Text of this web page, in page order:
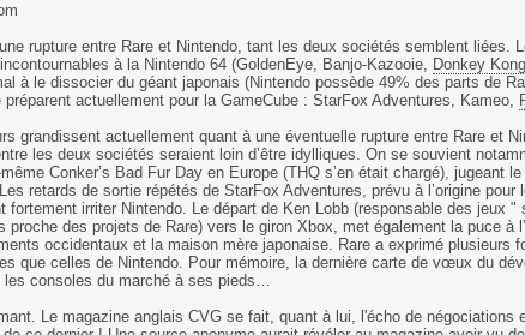
rupture entre Rare et Nintendo, tant les deux sociétés semblent liées.
à la Nintendo 64 (GoldenEye, Banjo-Kazooie, Donkey
à le dissocier du géant japonais (Nintendo possède 49% des parts de
actuellement pour la GameCube : StarFox Adventures, Kameo,
grandissent actuellement quant à une éventuelle rupture entre Rare et
les deux sociétés seraient loin d’être idylliques. On se souvient
Conker’s Bad Fur Day en Europe (THQ s’en était chargé), jugeant
retards de sortie répétés de StarFox Adventures, prévu à l’origine pour
fortement irriter Nintendo. Le départ de Ken Lobb (responsable des jeux
proche des projets de Rare) vers le giron Xbox, met également la puce à
occidentaux et la maison mère japonaise. Rare a exprimé plusieurs
que celles de Nintendo. Pour mémoire, la dernière carte de vœux du
les consoles du marché à ses pieds…
Le magazine anglais CVG se fait, quant à lui, l'écho de négociations